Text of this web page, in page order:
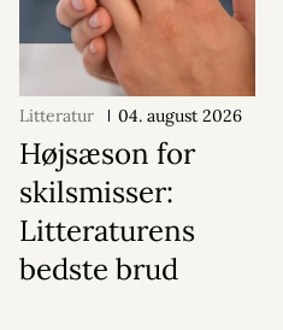
Litteratur 04. august 2026
Højsæson for
skilsmisser:
Litteraturens
bedste brud